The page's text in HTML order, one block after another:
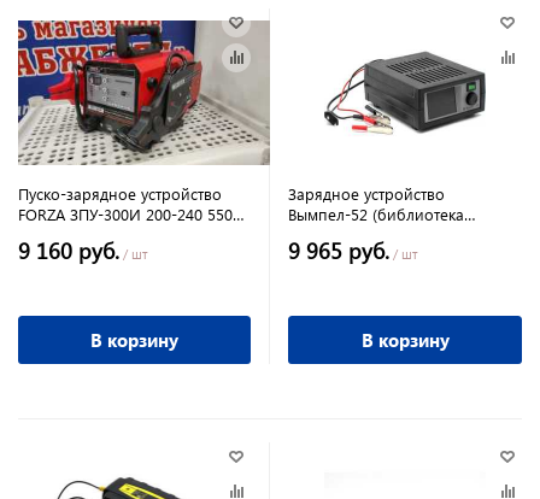
Пуско-зарядное устройство
FORZA ЗПУ-300И 200-240 550
4,2кг
9 160 руб. / шт
В корзину
Зарядное устройство
Вымпел-52 (библиотека
20А,0,5-18В, цв.экран)
9 965 руб. / шт
В корзину